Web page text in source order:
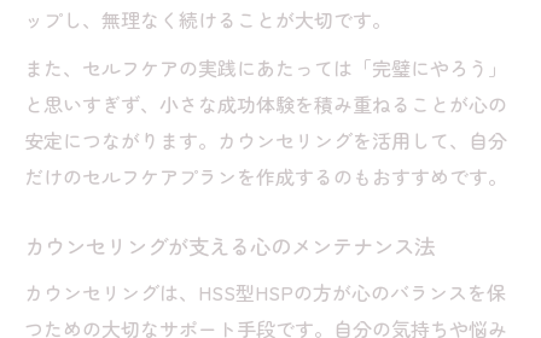
ップし、無理なく続けることが大切です。
また、セルフケアの実践にあたっては「完璧にやろう」
と思いすぎず、小さな成功体験を積み重ねることが心の
安定につながります。カウンセリングを活用して、自分
だけのセルフケアプランを作成するのもおすすめです。
カウンセリングが支える心のメンテナンス法
カウンセリングは、HSS型HSPの方が心のバランスを保
つための大切なサポート手段です。自分の気持ちや悩み